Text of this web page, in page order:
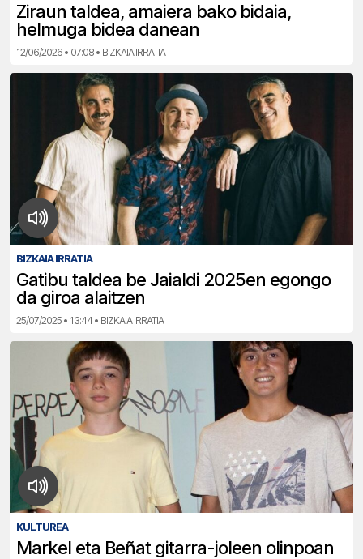
Ziraun taldea, amaiera bako bidaia,
helmuga bidea danean
12/06/2026 • 07:08 • BIZKAIA IRRATIA
BIZKAIA IRRATIA
Gatibu taldea be Jaialdi 2025en egongo
da giroa alaitzen
25/07/2025 • 13:44 • BIZKAIA IRRATIA
KULTUREA
Markel eta Beñat gitarra-joleen olinpoan